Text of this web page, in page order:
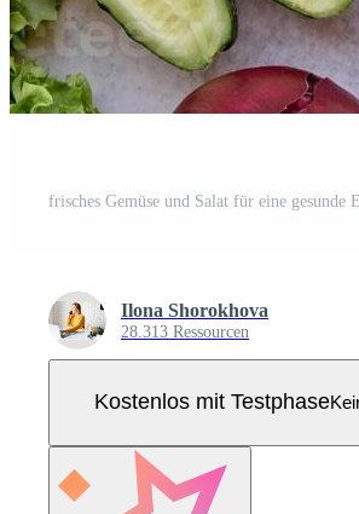
Ilona Shorokhova
28.313 Ressourcen
Kostenlos mit Testphase